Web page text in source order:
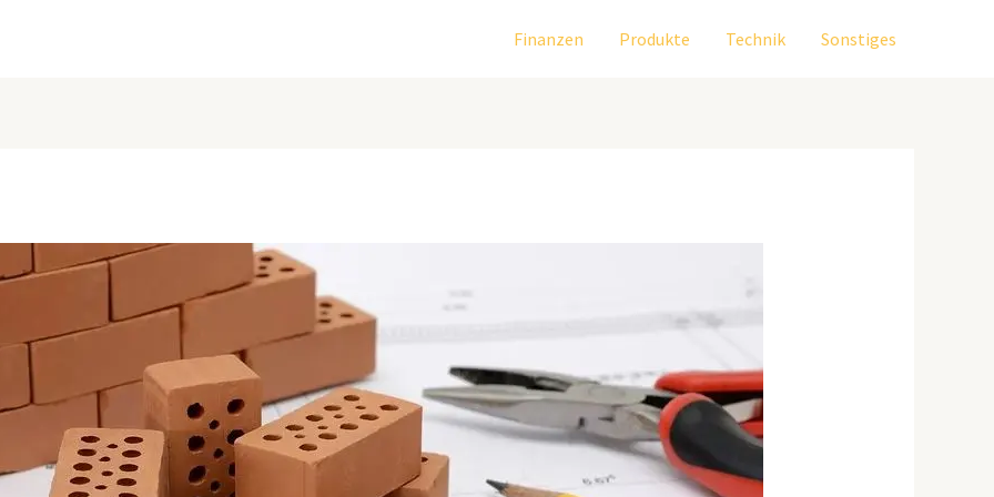
Finanzen Produkte Technik Sonstiges